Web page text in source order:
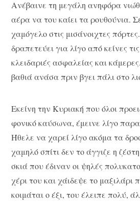
Ανέβαινε τη μεγάλη ανηφόρα
αέρα να του καίει τα ρουθούνια.
χαμόγελο στις μισάνοιχτες
δραπετεύει για λίγο από κείνες
κλειδαριές ασφαλείας και
βαθιά ανάσα πριν βγει πάλι στο
Εκείνη την Κυριακή που όλοι
φονικό καύσωνα, έμεινε λίγο
Ήθελε να χαρεί λίγο ακόμα τα
χαμηλό σπίτι δεν το άγγιζε η
σκιά που έδιναν οι ψηλές
χέρι του και χάιδεψε το μαξιλάρι
κοιμάται ο έξι, του έλειπε πολύ,